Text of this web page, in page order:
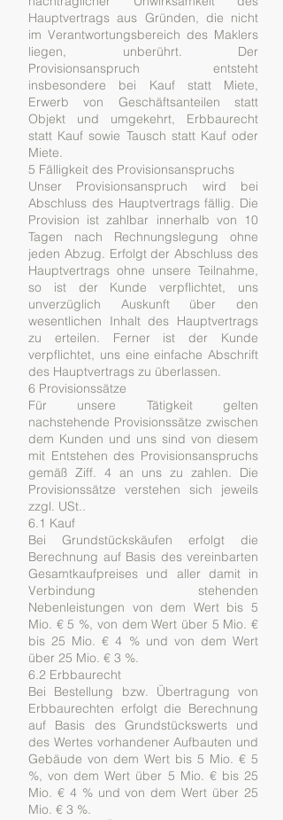
Hauptvertrags aus Gründen, die nicht
im Verantwortungsbereich des Maklers
liegen, unberührt. Der
Provisionsanspruch entsteht
insbesondere bei Kauf statt Miete,
Erwerb von Geschäftsanteilen statt
Objekt und umgekehrt, Erbbaurecht
statt Kauf sowie Tausch statt Kauf oder
Miete.
5 Fälligkeit des Provisionsanspruchs
Unser Provisionsanspruch wird bei
Abschluss des Hauptvertrags fällig. Die
Provision ist zahlbar innerhalb von 10
Tagen nach Rechnungslegung ohne
jeden Abzug. Erfolgt der Abschluss des
Hauptvertrags ohne unsere Teilnahme,
so ist der Kunde verpflichtet, uns
unverzüglich Auskunft über den
wesentlichen Inhalt des Hauptvertrags
zu erteilen. Ferner ist der Kunde
verpflichtet, uns eine einfache Abschrift
des Hauptvertrags zu überlassen.
6 Provisionssätze
Für unsere Tätigkeit gelten
nachstehende Provisionssätze zwischen
dem Kunden und uns sind von diesem
mit Entstehen des Provisionsanspruchs
gemäß Ziff. 4 an uns zu zahlen. Die
Provisionssätze verstehen sich jeweils
zzgl. USt..
6.1 Kauf
Bei Grundstückskäufen erfolgt die
Berechnung auf Basis des vereinbarten
Gesamtkaufpreises und aller damit in
Verbindung stehenden
Nebenleistungen von dem Wert bis 5
Mio. € 5 %, von dem Wert über 5 Mio. €
bis 25 Mio. € 4 % und von dem Wert
über 25 Mio. € 3 %.
6.2 Erbbaurecht
Bei Bestellung bzw. Übertragung von
Erbbaurechten erfolgt die Berechnung
auf Basis des Grundstückswerts und
des Wertes vorhandener Aufbauten und
Gebäude von dem Wert bis 5 Mio. € 5
%, von dem Wert über 5 Mio. € bis 25
Mio. € 4 % und von dem Wert über 25
Mio. € 3 %.